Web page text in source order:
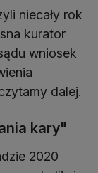
niecały rok
kurator
wniosek
dalej.
kary"
2020